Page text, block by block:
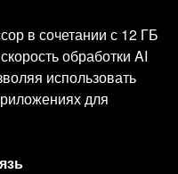
в сочетании с 12 ГБ
обработки AI
использовать
для